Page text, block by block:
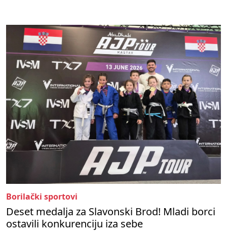
Borilački sportovi
Deset medalja za Slavonski Brod! Mladi borci
ostavili konkurenciju iza sebe